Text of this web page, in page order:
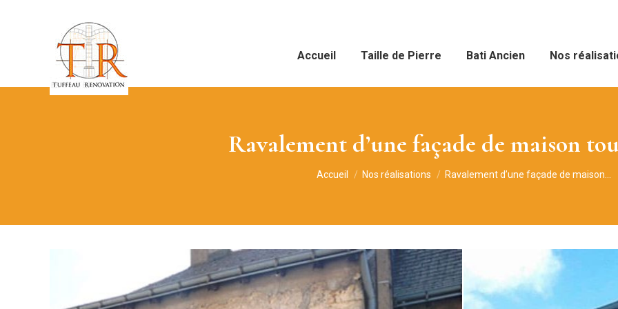
Accueil Taille de Pierre Bati Ancien Nos
Ravalement d’une façade de maison
Vous êtes ici :
Accueil Nos réalisations Ravalement d’une façade de maison…